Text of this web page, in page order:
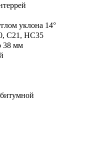
уклона 14°
С21, НС35
38 мм